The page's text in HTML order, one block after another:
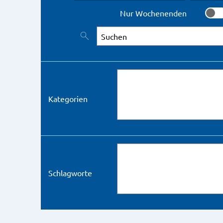
Nur Wochenenden
Nur
Nach Veranstaltungen suchen
Kategorien
Schlagworte